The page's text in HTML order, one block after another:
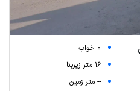
0 خواب
16 متر زیربنا
-- متر زمین